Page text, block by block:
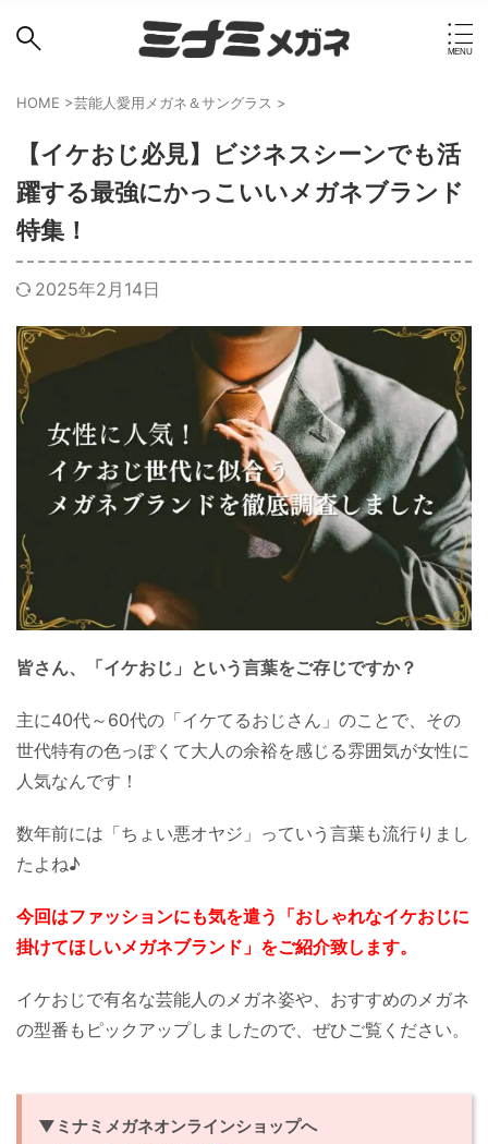
HOME >芸能人愛用メガネ＆サングラス >
【イケおじ必見】ビジネスシーンでも活
躍する最強にかっこいいメガネブランド
特集！
2025年2月14日
皆さん、「イケおじ」という言葉をご存じですか？
主に40代～60代の「イケてるおじさん」のことで、その
世代特有の色っぽくて大人の余裕を感じる雰囲気が女性に
人気なんです！
数年前には「ちょい悪オヤジ」っていう言葉も流行りまし
たよね♪
今回はファッションにも気を遣う「おしゃれなイケおじに
掛けてほしいメガネブランド」をご紹介致します。
イケおじで有名な芸能人のメガネ姿や、おすすめのメガネ
の型番もピックアップしましたので、ぜひご覧ください。
▼ミナミメガネオンラインショップへ